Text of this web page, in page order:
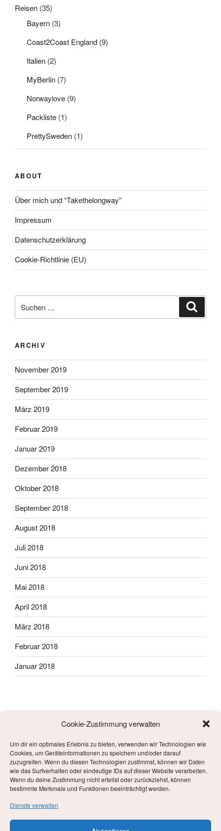
Cookie-Zustimmung verwalten
Um dir ein optimales Erlebnis zu bieten, verwenden wir Technologien wie
Cookies, um Geräteinformationen zu speichern und/oder darauf
zuzugreifen. Wenn du diesen Technologien zustimmst, können wir Daten
wie das Surfverhalten oder eindeutige IDs auf dieser Website verarbeiten.
Wenn du deine Zustimmung nicht erteilst oder zurückziehst, können
bestimmte Merkmale und Funktionen beeinträchtigt werden.
Dienste verwalten
Reisen (35)
Bayern (3)
Coast2Coast England (9)
Italien (2)
MyBerlin (7)
Norwaylove (9)
Packliste (1)
PrettySweden (1)
ABOUT
Über mich und “Takethelongway”
Impressum
Datenschutzerklärung
Cookie-Richtlinie (EU)
nach:
ARCHIV
November 2019
September 2019
März 2019
Februar 2019
Januar 2019
Dezember 2018
Oktober 2018
September 2018
August 2018
Juli 2018
Juni 2018
Mai 2018
April 2018
März 2018
Februar 2018
Januar 2018
META
Anmelden
Eintrags-Feed
Kommentar-Feed